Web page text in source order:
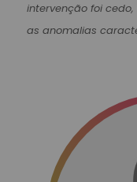
intervenção foi
as anomalias